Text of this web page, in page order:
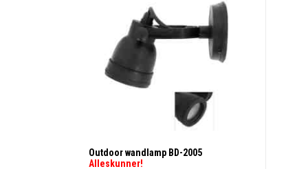
Outdoor wandlamp BD-2005
Alleskunner!